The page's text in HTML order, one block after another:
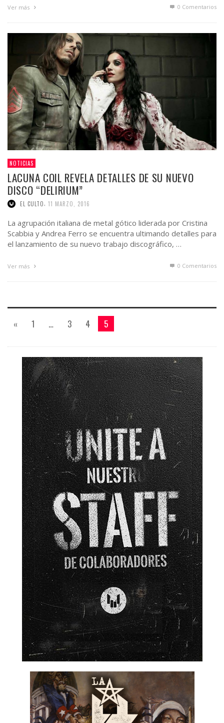
Ver más 0 Comentarios
NOTICIAS
LACUNA COIL REVELA DETALLES DE SU NUEVO
DISCO “DELIRIUM”
EL CULTO 11 MARZO, 2016
La agrupación italiana de metal gótico liderada por Cristina
Scabbia y Andrea Ferro se encuentra ultimando detalles para
el lanzamiento de su nuevo trabajo discográfico, …
Ver más 0 Comentarios
« 1 … 3 4 5